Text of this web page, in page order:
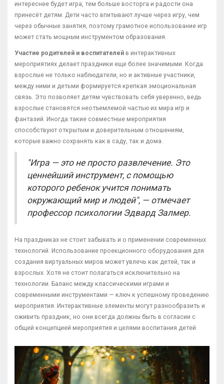
интереснее будет игра, тем больше восторга и радости она
принесёт детям. Дети часто впитывают лучше через игру, чем
через обычные занятия, поэтому грамотное использование игр
может стать мощным инструментом образования.
Участие родителей и воспитателей в интерактивных
мероприятиях делает праздники еще более значимыми. Когда
взрослые не только наблюдатели, но и активные участники,
между ними и детьми формируется крепкая эмоциональная
связь. Это позволяет детям чувствовать себя уверенно, ведь
взрослые становятся неотъемлемой частью их мира игр и
фантазий. Иногда такие совместные мероприятия
способствуют открытым и доверительным отношениям,
которые важно сохранять как в саду, так и дома.
"Игра — это не просто развлечение. Это
ценнейший инструмент, с помощью
которого ребенок учится понимать
окружающий мир и людей", — отмечает
профессор психологии Эдвард Залмер.
На праздниках не стоит забывать и о применении современных
технологий. Использование проекционного оборудования для
создания виртуальных миров может увлечь как детей, так и
взрослых. Хотя не стоит полагаться исключительно на
технологии. Баланс между классическими играми и
современными инструментами — ключ к успешному проведению
мероприятия. Интерактивные элементы могут разнообразить и
оживить праздник, но они всегда должны быть в согласии с
общей концепцией мероприятия и целями воспитания детей.